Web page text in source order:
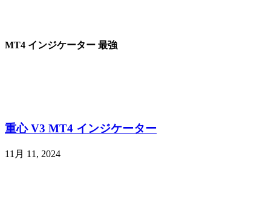
MT4 インジケーター 最強
重心 V3 MT4 インジケーター
11月 11, 2024